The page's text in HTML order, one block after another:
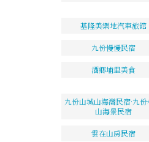
基隆美樂地汽車旅館
九份慢慢民宿
酒鄉埔里美食
九份山城山海灣民宿·九
山海景民宿
雲在山房民宿